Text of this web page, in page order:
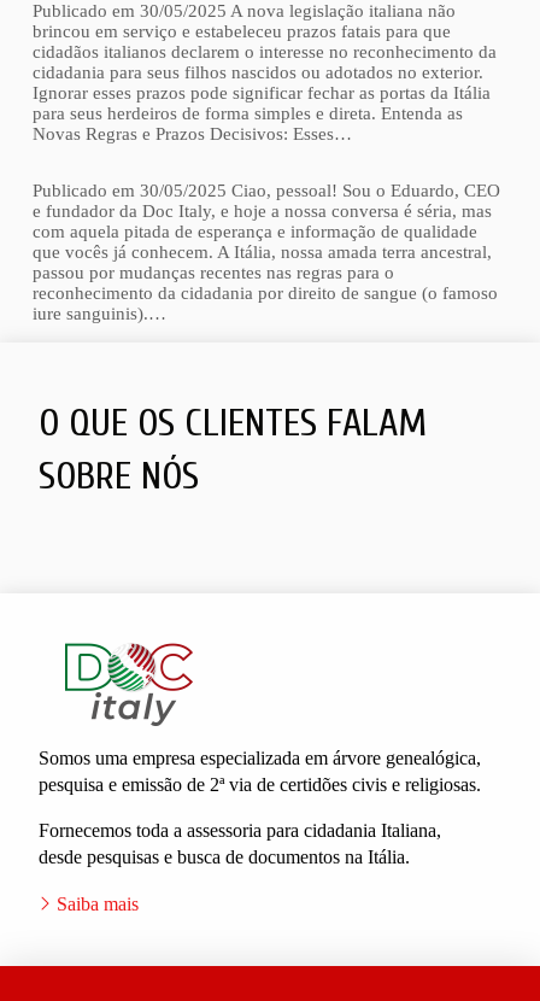
Publicado em 30/05/2025 A nova legislação italiana não
brincou em serviço e estabeleceu prazos fatais para que
cidadãos italianos declarem o interesse no reconhecimento da
cidadania para seus filhos nascidos ou adotados no exterior.
Ignorar esses prazos pode significar fechar as portas da Itália
para seus herdeiros de forma simples e direta. Entenda as
Novas Regras e Prazos Decisivos: Esses…
Publicado em 30/05/2025 Ciao, pessoal! Sou o Eduardo, CEO
e fundador da Doc Italy, e hoje a nossa conversa é séria, mas
com aquela pitada de esperança e informação de qualidade
que vocês já conhecem. A Itália, nossa amada terra ancestral,
passou por mudanças recentes nas regras para o
reconhecimento da cidadania por direito de sangue (o famoso
iure sanguinis).…
O QUE OS CLIENTES FALAM
SOBRE NÓS
Somos uma empresa especializada em árvore genealógica,
pesquisa e emissão de 2ª via de certidões civis e religiosas.
Fornecemos toda a assessoria para cidadania Italiana,
desde pesquisas e busca de documentos na Itália.
Saiba mais